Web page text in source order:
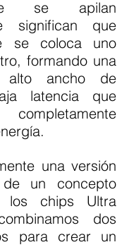
se apilan
significan que
se coloca uno
formando una
alto ancho de
latencia que
una versión
un concepto
los chips Ultra
dos
para crear un